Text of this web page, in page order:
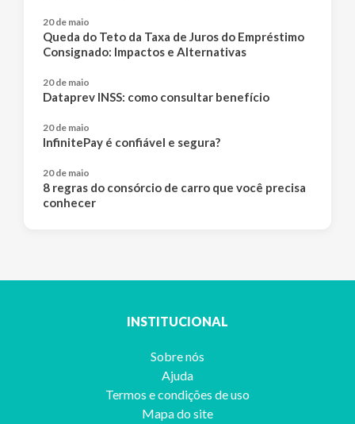
20 de maio
Queda do Teto da Taxa de Juros do Empréstimo
Consignado: Impactos e Alternativas
20 de maio
Dataprev INSS: como consultar benefício
20 de maio
InfinitePay é confiável e segura?
20 de maio
8 regras do consórcio de carro que você precisa
conhecer
INSTITUCIONAL
Sobre nós
Ajuda
Termos e condições de uso
Mapa do site